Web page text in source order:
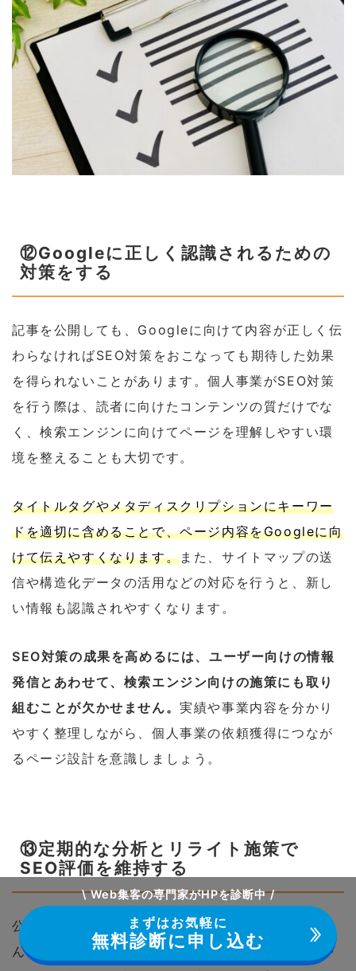
⑫Googleに正しく認識されるための
対策をする
記事を公開しても、Googleに向けて内容が正しく伝
わらなければSEO対策をおこなっても期待した効果
を得られないことがあります。個人事業がSEO対策
を行う際は、読者に向けたコンテンツの質だけでな
く、検索エンジンに向けてページを理解しやすい環
境を整えることも大切です。
タイトルタグやメタディスクリプションにキーワー
ドを適切に含めることで、ページ内容をGoogleに向
けて伝えやすくなります。また、サイトマップの送
信や構造化データの活用などの対応を行うと、新し
い情報も認識されやすくなります。
SEO対策の成果を高めるには、ユーザー向けの情報
発信とあわせて、検索エンジン向けの施策にも取り
組むことが欠かせません。実績や事業内容を分かり
やすく整理しながら、個人事業の依頼獲得につなが
るページ設計を意識しましょう。
⑬定期的な分析とリライト施策で
SEO評価を維持する
公開した記事は、一度作成して終わりではありませ
ん。個人事業がSEO対策を進める場合、検索順位や
\ Web集客の専門家がHPを診断中 /
まずはお気軽に
無料診断に申し込む